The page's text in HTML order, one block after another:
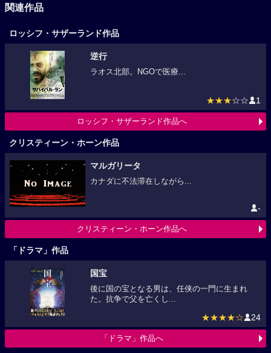
関連作品
ロッシフ・サザーランド作品
逆行
ラオス北部。NGOで医療...
★★★☆☆ 1
ロッシフ・サザーランド作品へ
クリスティーン・ホーン作品
マルガリータ
カナダに不法滞在しながら...
-
クリスティーン・ホーン作品へ
「ドラマ」作品
国宝
後に国の宝となる男は、任侠の一門に生まれ
た。抗争で父を亡くし...
★★★★☆ 24
「ドラマ」作品へ